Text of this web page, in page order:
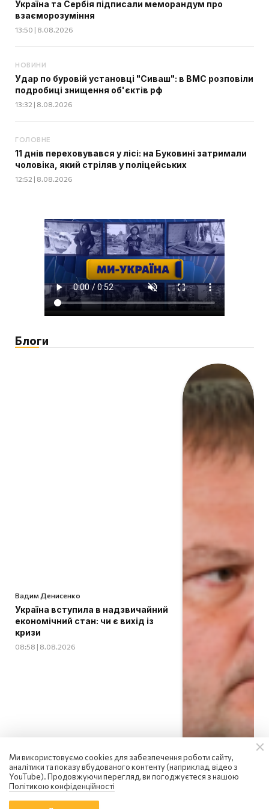
Україна та Сербія підписали меморандум про
взаєморозуміння
13:50 | 8.08.2026
НОВИНИ
Удар по буровій установці "Сиваш": в ВМС розповіли
подробиці знищення об'єктів рф
13:32 | 8.08.2026
ГОЛОВНЕ
11 днів переховувався у лісі: на Буковині затримали
чоловіка, який стріляв у поліцейських
12:52 | 8.08.2026
Блоги
Вадим Денисенко
Україна вступила в надзвичайний
економічний стан: чи є вихід із
кризи
08:58 | 8.08.2026
Ми використовуємо cookies для забезпечення роботи сайту,
аналітики та показу вбудованого контенту (наприклад, відео з
YouTube). Продовжуючи перегляд, ви погоджуєтеся з нашою
Політикою конфіденційності